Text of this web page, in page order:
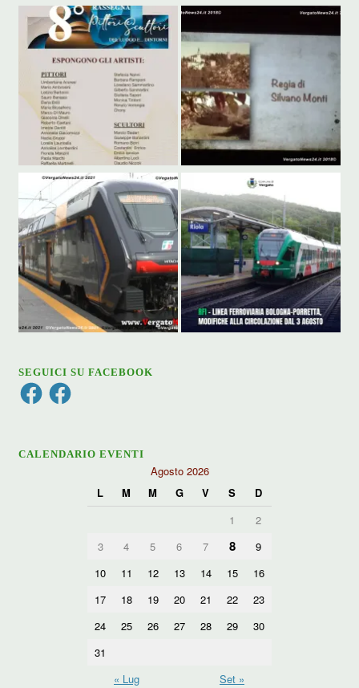
SEGUICI SU FACEBOOK
FacebookFacebook
CALENDARIO EVENTI
Agosto 2026
L
M M G V S
D
1
2
3
4 5 6 7 8
9
10
11 12 13 14 15
16
17
18 19 20 21 22
23
24
25 26 27 28 29
30
31
« Lug
Set »